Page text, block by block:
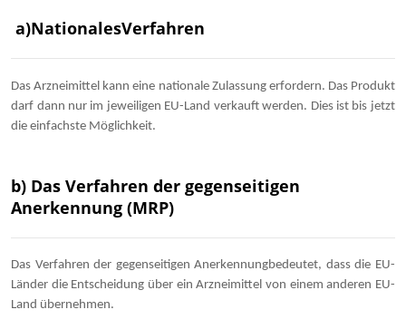
a)NationalesVerfahren
Das Arzneimittel kann eine nationale Zulassung erfordern. Das Produkt
darf dann nur im jeweiligen EU-Land verkauft werden. Dies ist bis jetzt
die einfachste Möglichkeit.
b) Das Verfahren der gegenseitigen
Anerkennung (MRP)
Das Verfahren der gegenseitigen Anerkennungbedeutet, dass die EU-
Länder die Entscheidung über ein Arzneimittel von einem anderen EU-
Land übernehmen.